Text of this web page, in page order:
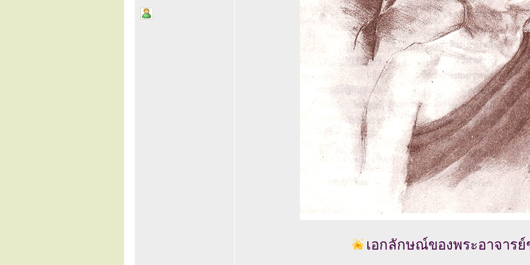
เอกลักษณ์ของพระอาจารย์